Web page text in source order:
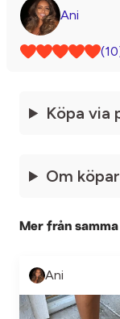
Ani
Köpa via
Om
Mer från
Ani